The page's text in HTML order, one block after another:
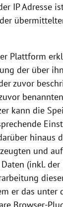
IP Adresse
Plattform
der über
zuvor
kann die
hinaus
und
(inkl. der
er das unter
Browser-